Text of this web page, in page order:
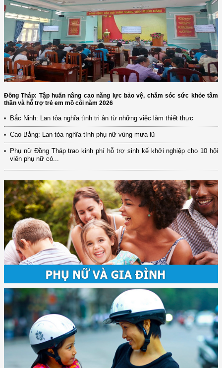
Đồng Tháp: Tập huấn nâng cao năng lực bảo vệ, chăm sóc sức khỏe tâm
thần và hỗ trợ trẻ em mồ côi năm 2026
Bắc Ninh: Lan tỏa nghĩa tình tri ân từ những việc làm thiết thực
Cao Bằng: Lan tỏa nghĩa tình phụ nữ vùng mưa lũ
Phụ nữ Đồng Tháp trao kinh phí hỗ trợ sinh kế khởi nghiệp cho 10 hội
viên phụ nữ có...